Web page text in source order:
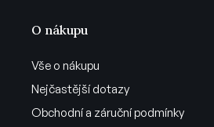
O nákupu
Vše o nákupu
Nejčastější dotazy
Obchodní a záruční podmínky